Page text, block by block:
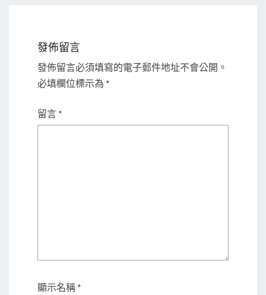
發佈留言
發佈留言必須填寫的電子郵件地址不會公開。
必填欄位標示為 *
留言 *
顯示名稱 *